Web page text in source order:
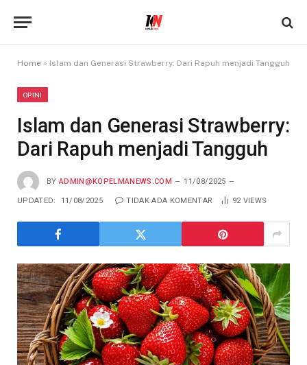
Home » Islam dan Generasi Strawberry: Dari Rapuh menjadi Tangguh
OPINI
Islam dan Generasi Strawberry:
Dari Rapuh menjadi Tangguh
BY ADMIN@KOPELMANEWS.COM 11/08/2025
UPDATED: 11/08/2025 TIDAK ADA KOMENTAR 92 VIEWS